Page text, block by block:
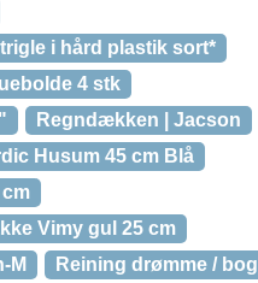
i hård plastik sort*
4 stk
Regndækken | Jacson
Husum 45 cm Blå
Vimy gul 25 cm
M
Reining drømme / bog